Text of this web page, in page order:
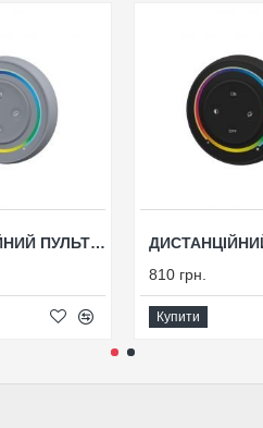
ДИСТАНЦІЙНИЙ ПУЛЬТ TOUCH MC-5G(P)
810 грн.
Купити